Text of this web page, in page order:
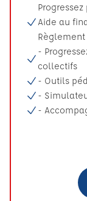
Aide au
Règlement
-
collectifs
- Outils
-
-